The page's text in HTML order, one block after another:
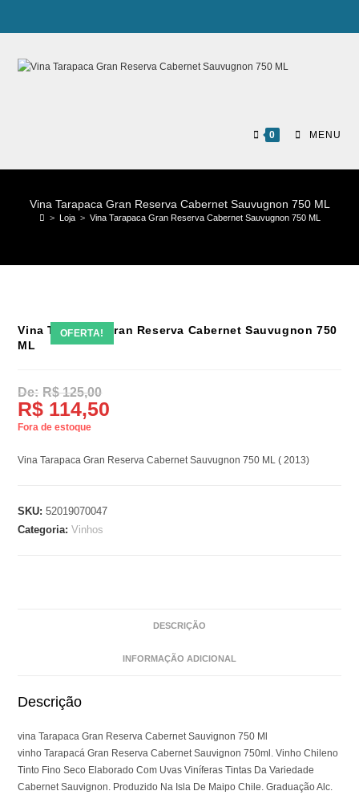
0 MENU
Vina Tarapaca Gran Reserva Cabernet Sauvugnon 750 ML
> Loja > Vina Tarapaca Gran Reserva Cabernet Sauvugnon 750 ML
OFERTA!
Vina Tarapaca Gran Reserva Cabernet Sauvugnon 750
ML
R$125,00
R$ 114,50
Fora de estoque
Vina Tarapaca Gran Reserva Cabernet Sauvugnon 750 ML ( 2013)
SKU:52019070047
Categoria:Vinhos
DESCRIÇÃO
INFORMAÇÃO ADICIONAL
Descrição
vina Tarapaca Gran Reserva Cabernet Sauvignon 750 Ml
vinho Tarapacá Gran Reserva Cabernet Sauvignon 750ml. Vinho Chileno
Tinto Fino Seco Elaborado Com Uvas Viníferas Tintas Da Variedade
Cabernet Sauvignon. Produzido Na Isla De Maipo Chile. Graduação Alc.